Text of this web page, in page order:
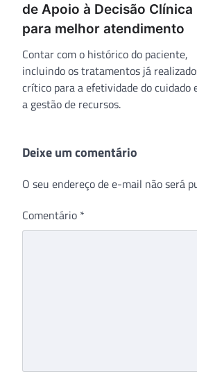
de Apoio à Decisão Clínica
para melhor atendimento
Contar com o histórico do paciente,
incluindo os tratamentos já
crítico para a efetividade do cuidado
a gestão de recursos.
Deixe um comentário
O seu endereço de e-mail não será
Comentário *